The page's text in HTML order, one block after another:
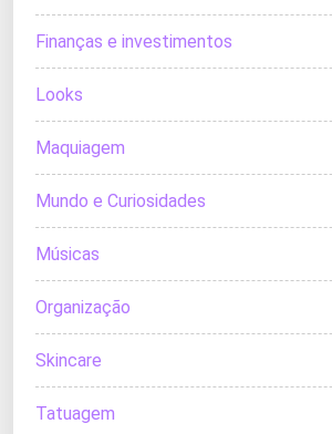
Finanças e investimentos
Looks
Maquiagem
Mundo e Curiosidades
Músicas
Organização
Skincare
Tatuagem